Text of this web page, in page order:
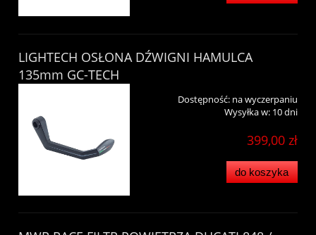
LIGHTECH OSŁONA DŹWIGNI HAMULCA
135mm GC-TECH
Dostępność: na wyczerpaniu
Wysyłka w: 10 dni
399,00 zł
do koszyka